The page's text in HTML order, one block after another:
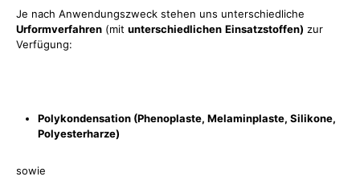
Je nach Anwendungszweck stehen uns unterschiedliche
Urformverfahren (mit unterschiedlichen Einsatzstoffen) zur
Verfügung:
Polykondensation (Phenoplaste, Melaminplaste, Silikone,
Polyesterharze)
sowie